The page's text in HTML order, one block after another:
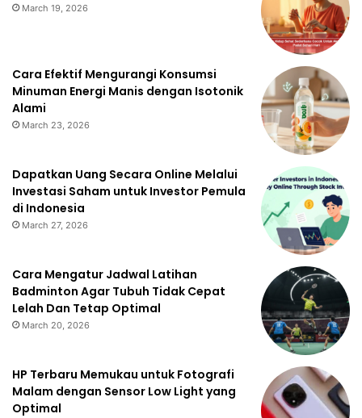
March 19, 2026
Cara Efektif Mengurangi Konsumsi
Minuman Energi Manis dengan Isotonik
Alami
March 23, 2026
Dapatkan Uang Secara Online Melalui
Investasi Saham untuk Investor Pemula
di Indonesia
March 27, 2026
Cara Mengatur Jadwal Latihan
Badminton Agar Tubuh Tidak Cepat
Lelah Dan Tetap Optimal
March 20, 2026
HP Terbaru Memukau untuk Fotografi
Malam dengan Sensor Low Light yang
Optimal